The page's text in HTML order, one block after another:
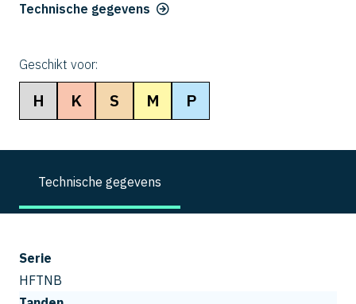
Technische gegevens
Geschikt voor:
H K S M P
Technische gegevens
Serie
HFTNB